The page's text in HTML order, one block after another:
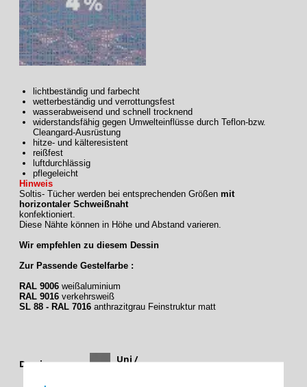
lichtbeständig und farbecht
wetterbeständig und verrottungsfest
wasserabweisend und schnell trocknend
widerstandsfähig gegen Umwelteinflüsse durch Teflon-bzw.
Cleangard-Ausrüstung
hitze- und kälteresistent
reißfest
luftdurchlässig
pflegeleicht
Hinweis
Soltis- Tücher werden bei entsprechenden Größen mit
horizontaler Schweißnaht
konfektioniert.
Diese Nähte können in Höhe und Abstand varieren.
Wir empfehlen zu diesem Dessin
Zur Passende Gestelfarbe :
RAL 9006 weißaluminium
RAL 9016 verkehrsweiß
SL 88 - RAL 7016 anthrazitgrau Feinstruktur matt
Dessingruppe
Uni /